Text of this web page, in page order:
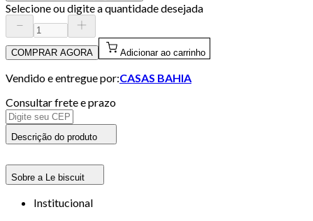
Selecione ou digite a quantidade desejada
COMPRAR AGORA Adicionar ao carrinho
Vendido e entregue por:CASAS BAHIA
Consultar frete e prazo
Descrição do produto
Sobre a Le biscuit
Institucional